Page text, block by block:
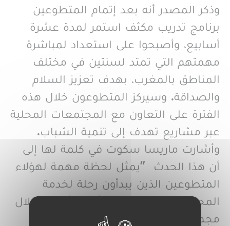
وذكر المصدر أنه بعد إتمام المتطوعين
برنامج تدريب مكثف استمر لمدة عشرة
أسابيع، وأصبحوا على استعداد لمباشرة
مهمتهم التي تمتد لسنتين في مختلف
المناطق بالمغرب، بهدف تعزيز السلام
والصداقة. وسيركز المتطوعون خلال هذه
الفترة على التعاون مع المجتمعات المحلية
عبر مشاريع تهدف إلى تنمية الشباب.
وأشارت ماريسا سكوت في كلمة لها إلى
أن هذا الحدث ”يمثل لحظة مهمة لهؤلاء
المتطوعين الذين يبدأون رحلة لخدمة
المجتمعات المغربية”. وأكدت أن من خلال
مجهوداتهم، انغماسهم في الثقافة